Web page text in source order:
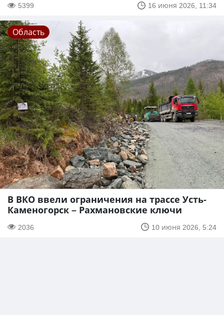
5399 16 июня 2026, 11:34
Область
В ВКО ввели ограничения на трассе Усть-
Каменогорск – Рахмановские ключи
2036 10 июня 2026, 5:24